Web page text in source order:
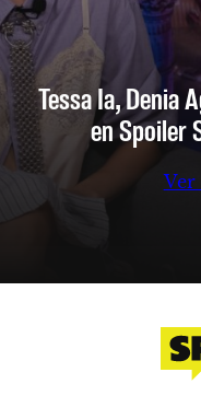
Tessa Ia, Denia
en Spoiler
Ver